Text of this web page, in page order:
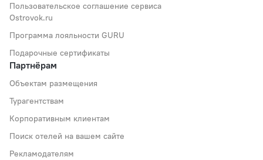
Пользовательское соглашение сервиса
Ostrovok.ru
Программа лояльности GURU
Подарочные сертификаты
Партнёрам
Объектам размещения
Турагентствам
Корпоративным клиентам
Поиск отелей на вашем сайте
Рекламодателям